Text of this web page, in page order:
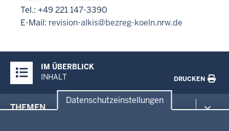
Datenschutzeinstellungen
Tel.: +49 221 147-3390
E-Mail: revision-alkis@bezreg-koeln.nrw.de
Inhalte
IM ÜBERBLICK
INHALT
DRUCKEN
in
THEMEN